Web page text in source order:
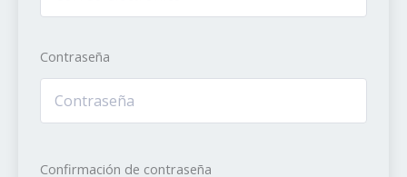
Contraseña
Confirmación de contraseña